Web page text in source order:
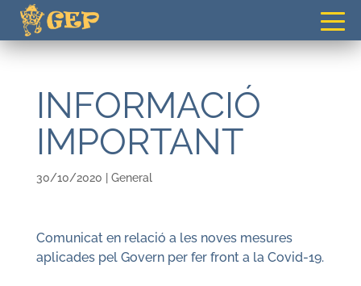
INFORMACIÓ
IMPORTANT
30/10/2020 General
Comunicat en relació a les noves mesures
aplicades pel Govern per fer front a la Covid-19.